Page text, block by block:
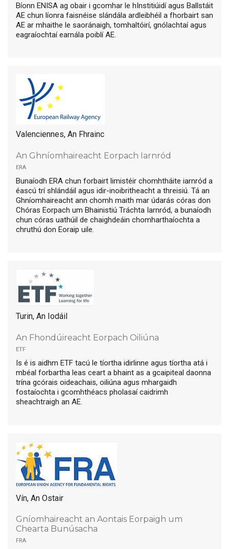
Bíonn ENISA ag obair i gcomhar le hInstitiúidí agus Ballstáit
AE chun líonra faisnéise slándála ardleibhéil a fhorbairt san
AE ar mhaithe le saoránaigh, tomhaltóirí, gnólachtaí agus
eagraíochtaí earnála poiblí AE.
Valenciennes, An Fhrainc
An Ghníomhaireacht Eorpach Iarnród
era
Bunaíodh ERA chun forbairt limistéir chomhtháite iarnród a
éascú trí shlándáil agus idir-inoibritheacht a threisiú. Tá an
Ghníomhaireacht ann chomh maith mar údarás córas don
Chóras Eorpach um Bhainistiú Tráchta Iarnród, a bunaíodh
chun córas uathúil de chaighdeáin chomharthaíochta a
chruthú don Eoraip uile.
Turin, An Iodáil
An Fhondúireacht Eorpach Oiliúna
etf
Is é is aidhm ETF tacú le tíortha idirlinne agus tíortha atá i
mbéal forbartha leas ceart a bhaint as a gcaipiteal daonna
trína gcórais oideachais, oiliúna agus mhargaidh
fostaíochta i gcomhthéacs pholasaí caidrimh
sheachtraigh an AE.
Vín, An Ostair
Gníomhaireacht an Aontais Eorpaigh um
Chearta Bunúsacha
fra